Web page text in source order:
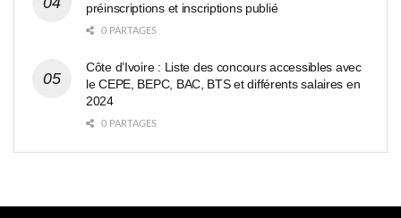
préinscriptions et inscriptions publié
0 PARTAGES
Côte d’Ivoire : Liste des concours accessibles avec
le CEPE, BEPC, BAC, BTS et différents salaires en
2024
0 PARTAGES